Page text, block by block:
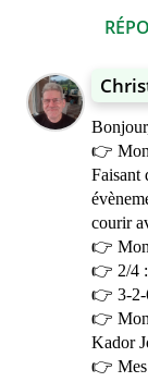
👉
Faisant
courir
👉 Mon
👉 2/4
👉 3-2-
👉
Kador
👉 Mes